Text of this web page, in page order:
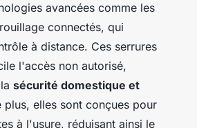
avancées comme les
connectés, qui
à distance. Ces serrures
l'accès non autorisé,
sécurité domestique et
plus, elles sont conçues pour
à l'usure, réduisant ainsi le